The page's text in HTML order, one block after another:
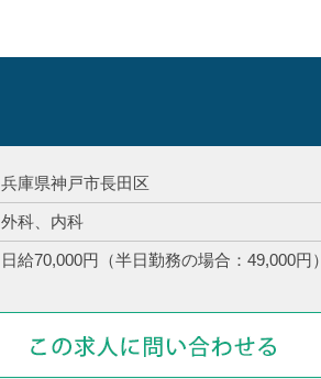
兵庫県神戸市長田区
外科、内科
日給70,000円（半日勤務の場合：49,000円）